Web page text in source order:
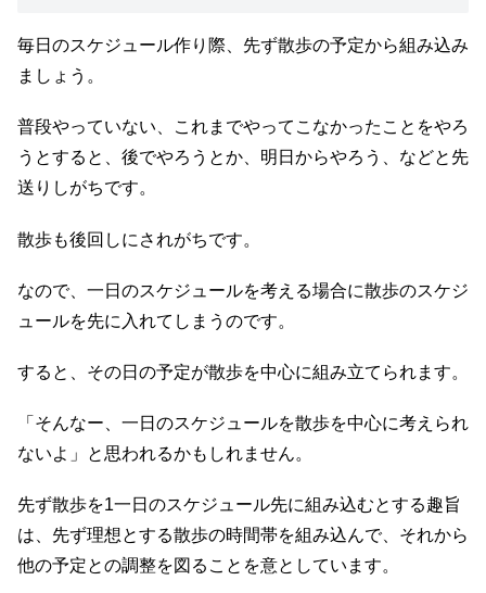
毎日のスケジュール作り際、先ず散歩の予定から組み込み
ましょう。
普段やっていない、これまでやってこなかったことをやろ
うとすると、後でやろうとか、明日からやろう、などと先
送りしがちです。
散歩も後回しにされがちです。
なので、一日のスケジュールを考える場合に散歩のスケジ
ュールを先に入れてしまうのです。
すると、その日の予定が散歩を中心に組み立てられます。
「そんなー、一日のスケジュールを散歩を中心に考えられ
ないよ」と思われるかもしれません。
先ず散歩を1一日のスケジュール先に組み込むとする趣旨
は、先ず理想とする散歩の時間帯を組み込んで、それから
他の予定との調整を図ることを意としています。